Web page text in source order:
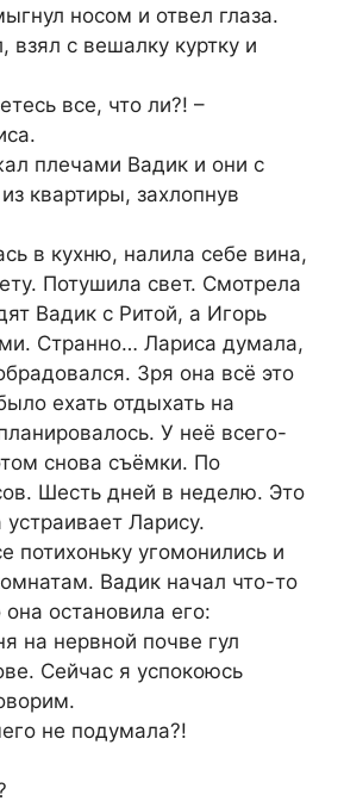
носом и отвел глаза.
взял с вешалку куртку и
все, что ли?! –
плечами Вадик и они с
квартиры, захлопнув
в кухню, налила себе вина,
Потушила свет. Смотрела
Вадик с Ритой, а Игорь
Странно… Лариса думала,
Зря она всё это
ехать отдыхать на
У неё всего-
снова съёмки. По
Шесть дней в неделю. Это
Ларису.
потихоньку угомонились и
Вадик начал что-то
она остановила его:
на нервной почве гул
Сейчас я успокоюсь
не подумала?!